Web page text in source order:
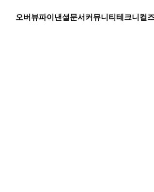
오버뷰파이낸셜문서커뮤니티테크니컬